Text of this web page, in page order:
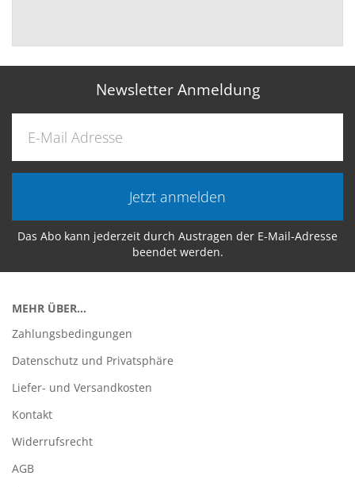
Newsletter Anmeldung
Jetzt anmelden
Das Abo kann jederzeit durch Austragen der E-Mail-Adresse
beendet werden.
MEHR ÜBER...
Zahlungsbedingungen
Datenschutz und Privatsphäre
Liefer- und Versandkosten
Kontakt
Widerrufsrecht
AGB